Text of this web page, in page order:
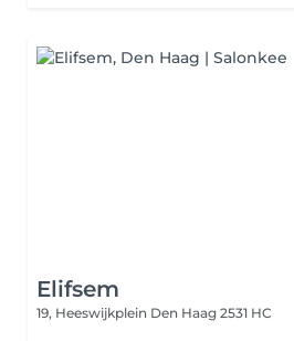
Elifsem
19, Heeswijkplein Den Haag 2531 HC